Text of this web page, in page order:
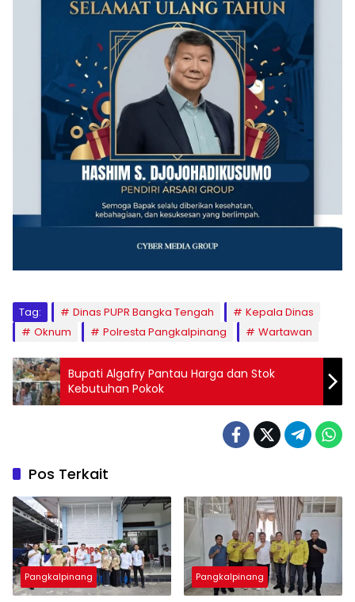
Tag: Dinas PUPR Bangka Tengah
Kepala Dinas
Oknum
Polresta Pangkalpinang Wartawan
‎Bupati Algafry Pantau Harga dan Stok
Pos Terkait
Pangkalpinang Pangkalpinang